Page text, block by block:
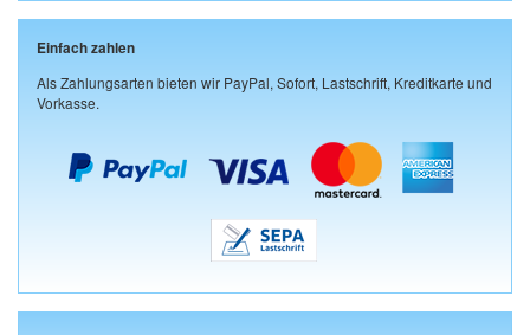
Einfach zahlen
Als Zahlungsarten bieten wir PayPal, Sofort, Lastschrift, Kreditkarte und
Vorkasse.